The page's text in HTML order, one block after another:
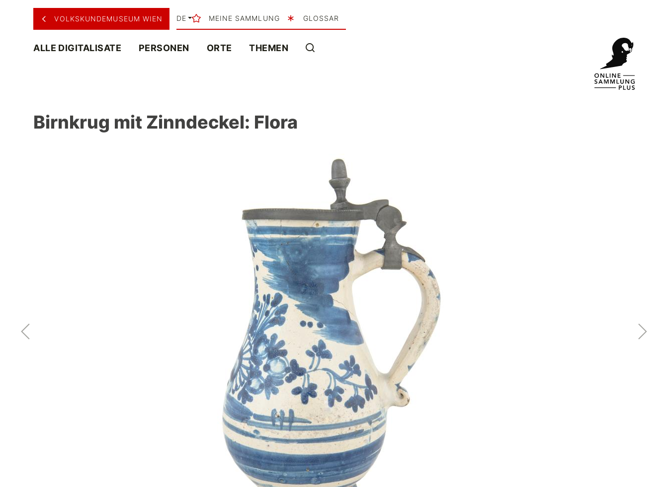
VOLKSKUNDEMUSEUM WIEN DE MEINE SAMMLUNG GLOSSAR
ALLE DIGITALISATE PERSONEN ORTE THEMEN
Birnkrug mit Zinndeckel: Flora